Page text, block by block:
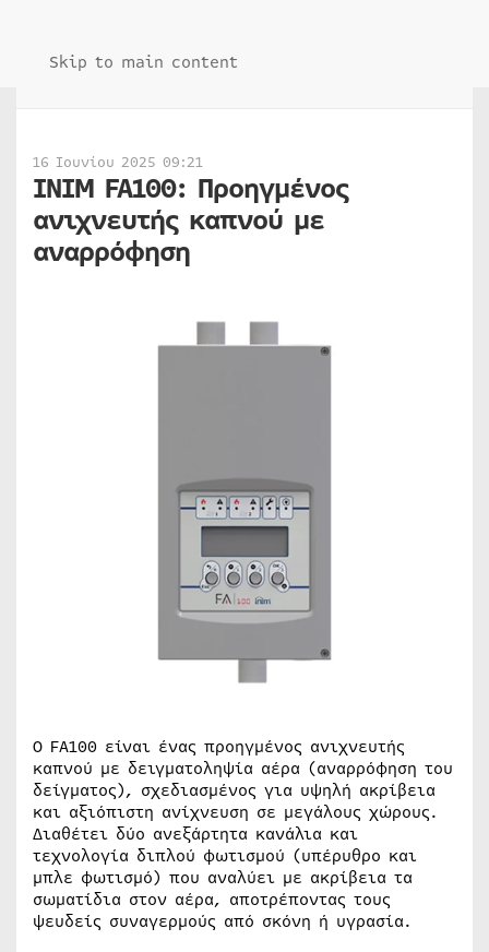
Skip to main content
16 Ιουνίου 2025 09:21
INIM FA100: Προηγμένος
ανιχνευτής καπνού με
αναρρόφηση
Ο FA100 είναι ένας προηγμένος ανιχνευτής
καπνού με δειγματοληψία αέρα (αναρρόφηση του
δείγματος), σχεδιασμένος για υψηλή ακρίβεια
και αξιόπιστη ανίχνευση σε μεγάλους χώρους.
Διαθέτει δύο ανεξάρτητα κανάλια και
τεχνολογία διπλού φωτισμού (υπέρυθρο και
μπλε φωτισμό) που αναλύει με ακρίβεια τα
σωματίδια στον αέρα, αποτρέποντας τους
ψευδείς συναγερμούς από σκόνη ή υγρασία.